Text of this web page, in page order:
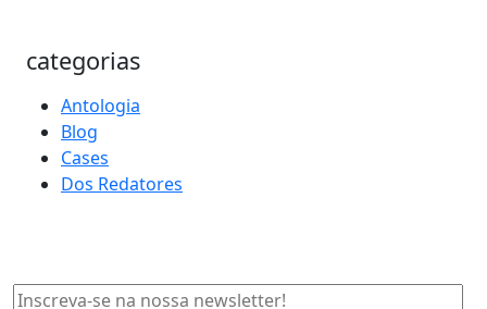
categorias
Antologia
Blog
Cases
Dos Redatores